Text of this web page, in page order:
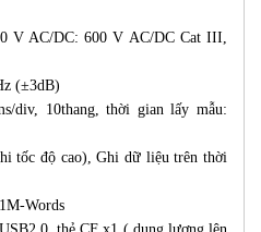
V AC/DC: 600 V AC/DC Cat III,
(±3dB)
div, 10thang, thời gian lấy mẫu:
tốc độ cao), Ghi dữ liệu trên thời
Words